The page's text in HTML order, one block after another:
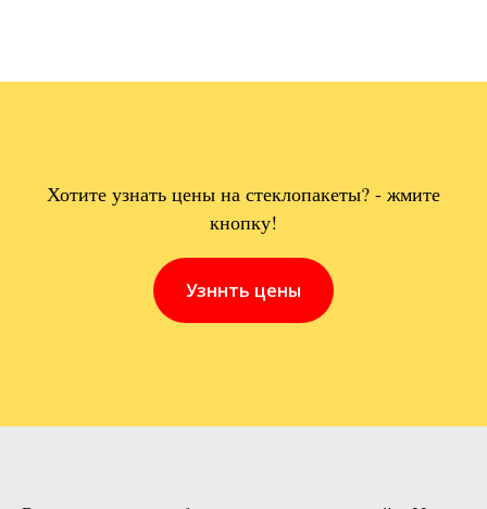
Хотите узнать цены на стеклопакеты? - жмите
кнопку!
Узннть цены